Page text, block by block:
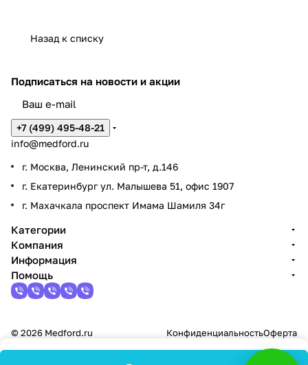
Назад к списку
Подписаться на новости и акции
+7 (499) 495-48-21
info@medford.ru
г. Москва, Ленинский пр-т, д.146
г. Екатеринбург ул. Малышева 51, офис 1907
г. Махачкала проспект Имама Шамиля 34г
Категории
Компания
Информация
Помощь
© 2026 Medford.ru КонфиденциальностьОферта